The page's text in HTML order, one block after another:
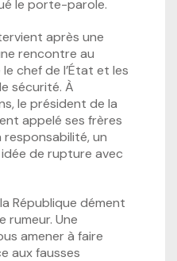
le porte-parole.
après une
rencontre au
chef de l’État et les
sécurité. À
le président de la
appelé ses frères
responsabilité, un
de rupture avec
République dément
Une
amener à faire
aux fausses